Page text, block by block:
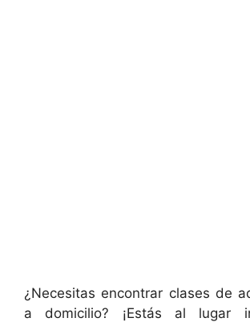
¿Necesitas encontrar clases de
a domicilio? ¡Estás al lugar